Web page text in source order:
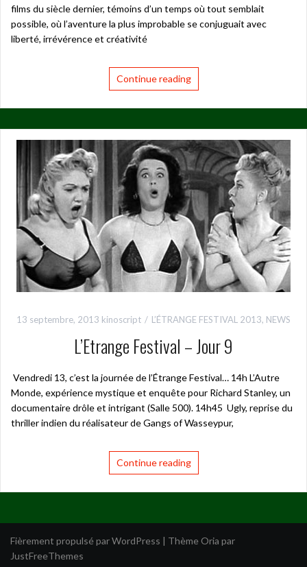
films du siècle dernier, témoins d’un temps où tout semblait
possible, où l’aventure la plus improbable se conjuguait avec
liberté, irrévérence et créativité
Continue reading
13 septembre, 2013 kinoscript L’ÉTRANGE FESTIVAL 2013, NEWS
L’Etrange Festival – Jour 9
Vendredi 13, c’est la journée de l’Étrange Festival… 14h L’Autre
Monde, expérience mystique et enquête pour Richard Stanley, un
documentaire drôle et intrigant (Salle 500). 14h45 Ugly, reprise du
thriller indien du réalisateur de Gangs of Wasseypur,
Continue reading
Fièrement propulsé par WordPress | Thème Oria par
JustFreeThemes